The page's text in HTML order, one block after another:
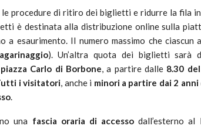
le procedure di ritiro dei biglietti e ridurre la fila in
è destinata alla distribuzione online sulla
a esaurimento. Il numero massimo che
). Un’altra quota dei biglietti sarà
piazza Carlo di Borbone, a partire dalle 8.30
i visitatori, anche i minori a partire dai 2 anni
.
una fascia oraria di accesso dall’esterno al